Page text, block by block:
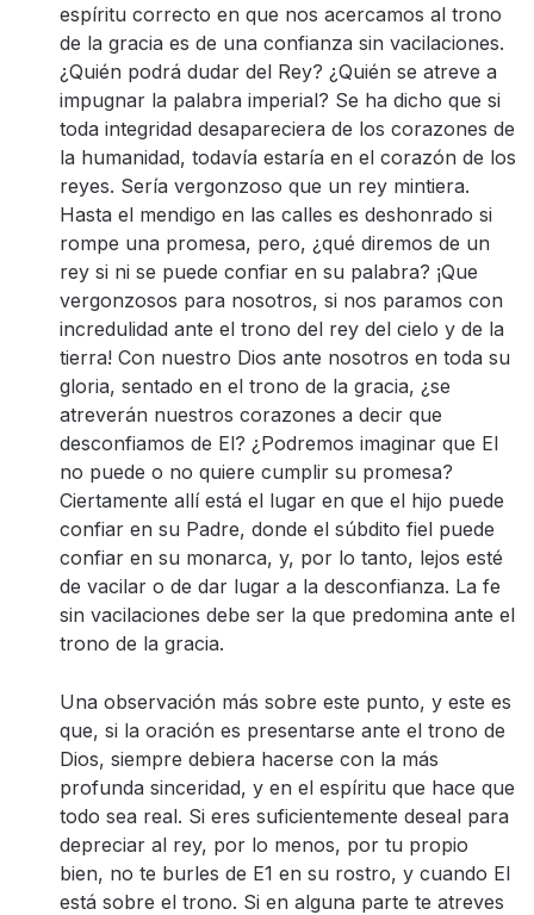
espíritu correcto en que nos acercamos al trono
de la gracia es de una confianza sin vacilaciones.
¿Quién podrá dudar del Rey? ¿Quién se atreve a
impugnar la palabra imperial? Se ha dicho que si
toda integridad desapareciera de los corazones de
la humanidad, todavía estaría en el corazón de los
reyes. Sería vergonzoso que un rey mintiera.
Hasta el mendigo en las calles es deshonrado si
rompe una promesa, pero, ¿qué diremos de un
rey si ni se puede confiar en su palabra? ¡Que
vergonzosos para nosotros, si nos paramos con
incredulidad ante el trono del rey del cielo y de la
tierra! Con nuestro Dios ante nosotros en toda su
gloria, sentado en el trono de la gracia, ¿se
atreverán nuestros corazones a decir que
desconfiamos de El? ¿Podremos imaginar que El
no puede o no quiere cumplir su promesa?
Ciertamente allí está el lugar en que el hijo puede
confiar en su Padre, donde el súbdito fiel puede
confiar en su monarca, y, por lo tanto, lejos esté
de vacilar o de dar lugar a la desconfianza. La fe
sin vacilaciones debe ser la que predomina ante el
trono de la gracia.
Una observación más sobre este punto, y este es
que, si la oración es presentarse ante el trono de
Dios, siempre debiera hacerse con la más
profunda sinceridad, y en el espíritu que hace que
todo sea real. Si eres suficientemente deseal para
depreciar al rey, por lo menos, por tu propio
bien, no te burles de E1 en su rostro, y cuando El
está sobre el trono. Si en alguna parte te atreves